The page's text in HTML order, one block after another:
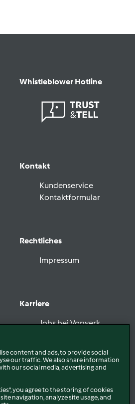
Whistleblower Hotline
Kontakt
Kundenservice
Kontaktformular
Rechtliches
Impressum
Karriere
Jobs bei Vorwerk
Vorwerk folgen
content and ads, to provide social
our traffic. We also share information
our social media, advertising and
you agree to the storing of cookies
navigation, analyze site usage, and